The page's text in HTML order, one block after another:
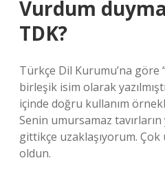
Vurdum
TDK?
Türkçe Dil Kurumu’na göre
birleşik isim olarak
içinde doğru kullanım
Senin umursamaz
gittikçe uzaklaşıyorum.
oldun.